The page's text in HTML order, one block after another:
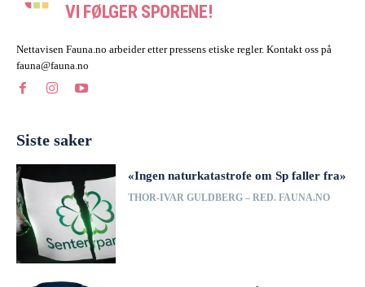
VI FØLGER SPORENE!
Nettavisen Fauna.no arbeider etter pressens etiske regler. Kontakt oss på
fauna@fauna.no
Siste saker
«Ingen naturkatastrofe om Sp faller fra»
THOR-IVAR GULDBERG – RED. FAUNA.NO